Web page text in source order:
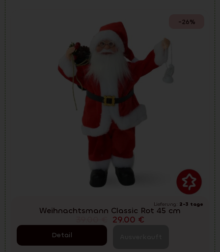
-26%
Lieferung: 2-3 tage
Weihnachtsmann Classic Rot 45 cm
29.00 €
Detail